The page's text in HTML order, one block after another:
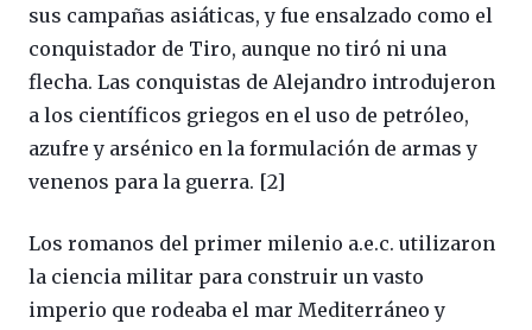
sus campañas asiáticas, y fue ensalzado como el
conquistador de Tiro, aunque no tiró ni una
flecha. Las conquistas de Alejandro introdujeron
a los científicos griegos en el uso de petróleo,
azufre y arsénico en la formulación de armas y
venenos para la guerra. [2]
Los romanos del primer milenio a.e.c. utilizaron
la ciencia militar para construir un vasto
imperio que rodeaba el mar Mediterráneo y